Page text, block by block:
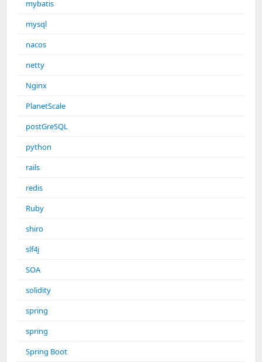
mybatis
mysql
nacos
netty
Nginx
PlanetScale
postGreSQL
python
rails
redis
Ruby
shiro
slf4j
SOA
solidity
spring
spring
Spring Boot